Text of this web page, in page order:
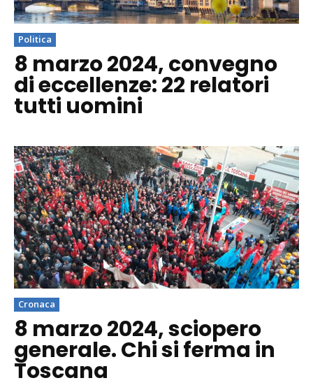
Politica
8 marzo 2024, convegno
di eccellenze: 22 relatori
tutti uomini
Cronaca
8 marzo 2024, sciopero
generale. Chi si ferma in
Toscana